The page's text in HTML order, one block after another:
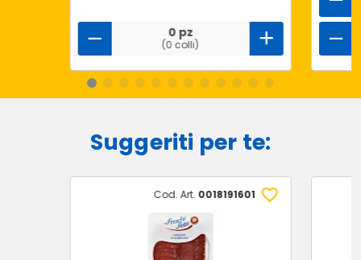
0 pz
(0 colli)
Suggeriti per te:
Cod. Art. 0018191601